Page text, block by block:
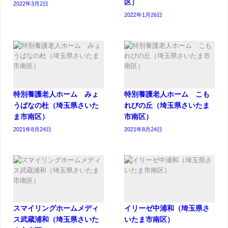
2022年3月2日 区）
2022年1月26日
特別養護老人ホーム みょ
うばなの杜（埼玉県さいた
ま市南区）
2021年8月24日
特別養護老人ホーム こも
れびの丘（埼玉県さいたま
市南区）
2021年8月24日
スマイリングホームメディ
ス武蔵浦和（埼玉県さいた
イリーゼ中浦和（埼玉県さ
いたま市南区）